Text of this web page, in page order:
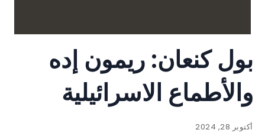
بول كنعان: ريمون إده
والأطماع الاسرائيلية
أكتوبر 28, 2024